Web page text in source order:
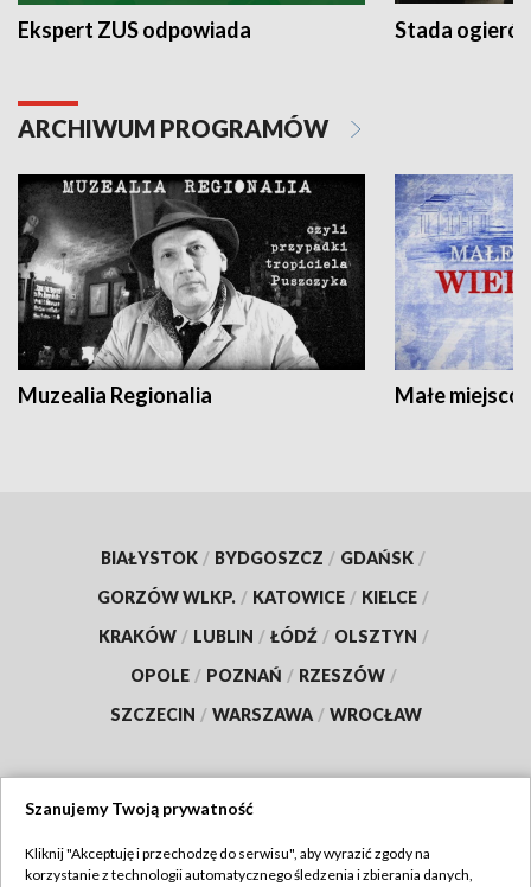
Ekspert ZUS odpowiada Stada
ARCHIWUM PROGRAMÓW
Muzealia Regionalia Małe
BIAŁYSTOK / BYDGOSZCZ / GDAŃSK /
GORZÓW WLKP. / KATOWICE / KIELCE /
KRAKÓW / LUBLIN / ŁÓDŹ / OLSZTYN /
OPOLE / POZNAŃ / RZESZÓW /
SZCZECIN / WARSZAWA / WROCŁAW
TVP
Szanujemy Twoją prywatność
Kliknij "Akceptuję i przechodzę do serwisu", aby wyrazić zgody na
korzystanie z technologii automatycznego śledzenia i zbierania danych,